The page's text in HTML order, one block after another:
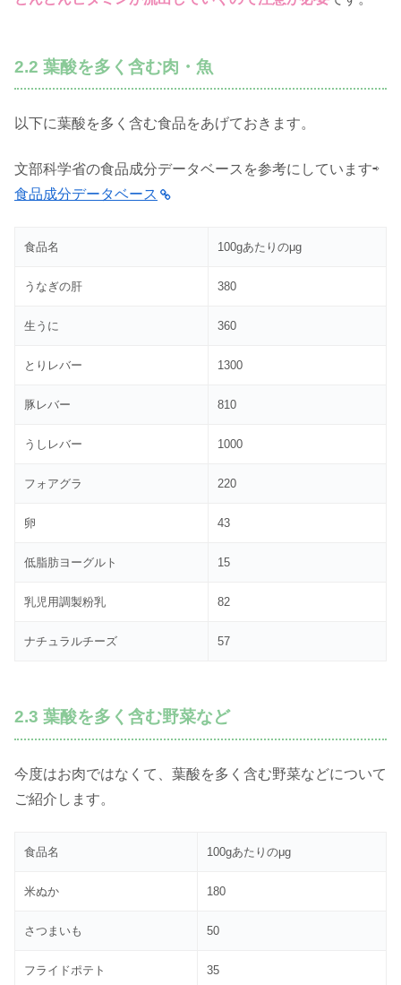
2.2 葉酸を多く含む肉・魚
以下に葉酸を多く含む食品をあげておきます。
文部科学省の食品成分データベースを参考にしています⇨
食品成分データベース
食品名 100gあたりのμg
うなぎの肝 380
生うに 360
とりレバー 1300
豚レバー 810
うしレバー 1000
フォアグラ 220
卵 43
低脂肪ヨーグルト 15
乳児用調製粉乳 82
ナチュラルチーズ 57
2.3 葉酸を多く含む野菜など
今度はお肉ではなくて、葉酸を多く含む野菜などについて
ご紹介します。
食品名 100gあたりのμg
米ぬか 180
さつまいも 50
フライドポテト 35